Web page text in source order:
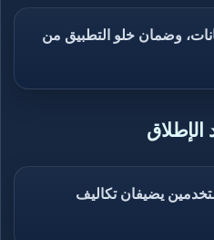
وضمان خلو التطبيق من
الإطلاق
يضيفان تكاليف